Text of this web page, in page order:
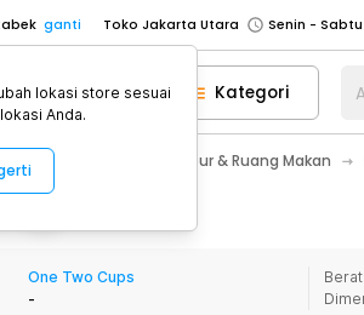
ganti Toko Jakarta Utara
Toko Tangerang
Toko Cikupa
Pick n Go Jakarta Barat
Senin -
Pick n Go Bekasi
Senin - Jumat
Senin - Jumat
Senin -
Toko Jakarta Barat
Senin -
Kategori
Perlengkapan Dapur & Ruang Makan
One Two Cups
-
lokasi store sesuai
Anda.